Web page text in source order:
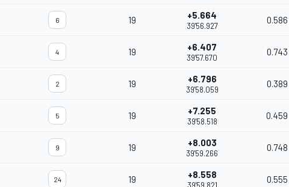
6 19 +5.664
39'56.927
0.586
4 19 +6.407
39'57.670
0.743
2 19 +6.796
39'58.059
0.389
5 19 +7.255
39'58.518
0.459
9 19 +8.003
39'59.266
0.748
24 19 +8.558 0.555